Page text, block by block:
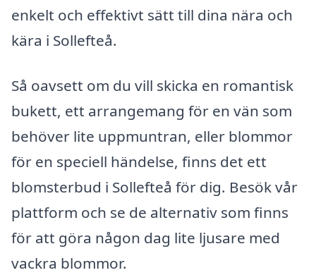
enkelt och effektivt sätt till dina nära och
kära i Sollefteå.
Så oavsett om du vill skicka en romantisk
bukett, ett arrangemang för en vän som
behöver lite uppmuntran, eller blommor
för en speciell händelse, finns det ett
blomsterbud i Sollefteå för dig. Besök vår
plattform och se de alternativ som finns
för att göra någon dag lite ljusare med
vackra blommor.